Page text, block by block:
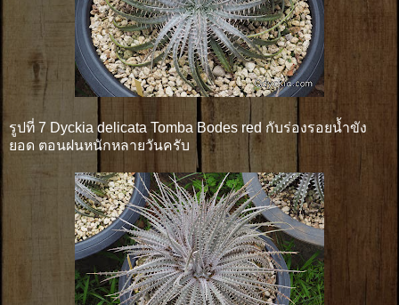
รูปที่ 7 Dyckia delicata Tomba Bodes red กับร่องรอยน้ำขัง
ยอด ตอนฝนหนักหลายวันครับ